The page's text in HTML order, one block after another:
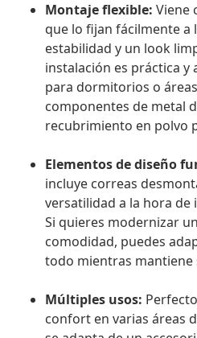
Montaje flexible: Viene
que lo fijan fácilmente a
estabilidad y un look
instalación es práctica y
para dormitorios o
componentes de metal
recubrimiento en polvo
Elementos de diseño
incluye correas
versatilidad a la hora
Si quieres modernizar
comodidad, puedes
todo mientras mantiene
Múltiples usos:
confort en varias áreas